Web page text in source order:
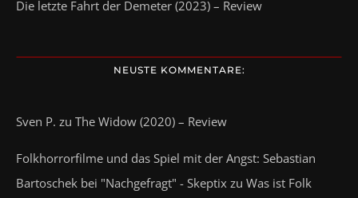
Die letzte Fahrt der Demeter (2023) – Review
NEUSTE KOMMENTARE:
Sven P. zu The Widow (2020) – Review
Folkhorrorfilme und das Spiel mit der Angst: Sebastian
Bartoschek bei "Nachgefragt" - Skeptix zu Was ist Folk